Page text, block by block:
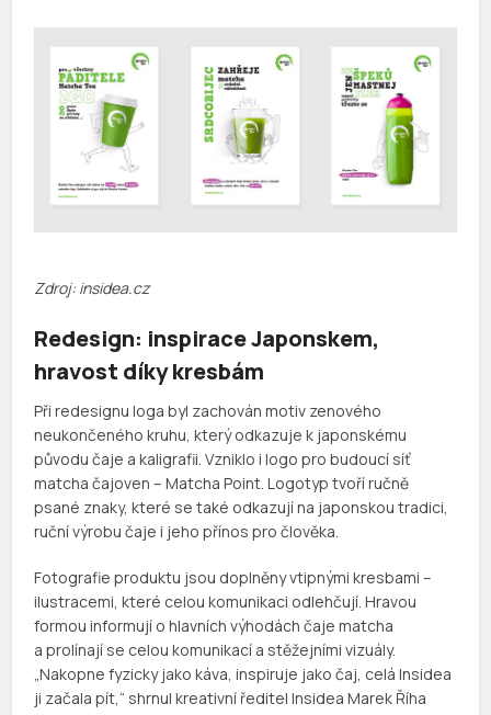
Zdroj: insidea.cz
Redesign: inspirace Japonskem,
hravost díky kresbám
Při redesignu loga byl zachován motiv zenového
neukončeného kruhu, který odkazuje k japonskému
původu čaje a kaligrafii. Vzniklo i logo pro budoucí síť
matcha čajoven – Matcha Point. Logotyp tvoří ručně
psané znaky, které se také odkazují na japonskou tradici,
ruční výrobu čaje i jeho přínos pro člověka.
Fotografie produktu jsou doplněny vtipnými kresbami –
ilustracemi, které celou komunikaci odlehčují. Hravou
formou informují o hlavních výhodách čaje matcha
a prolínají se celou komunikací a stěžejními vizuály.
„Nakopne fyzicky jako káva, inspiruje jako čaj, celá Insidea
ji začala pít,“ shrnul kreativní ředitel Insidea Marek Říha